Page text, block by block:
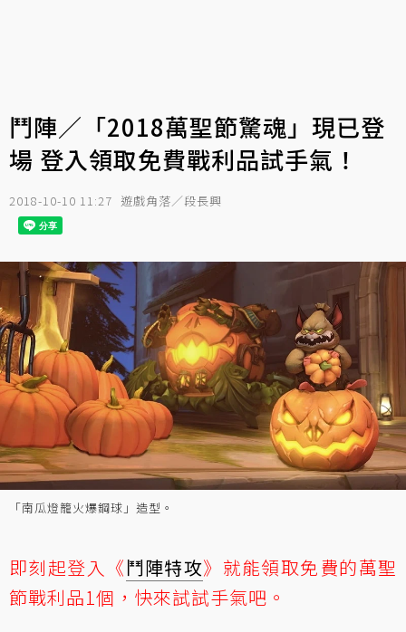
鬥陣／「2018萬聖節驚魂」現已登
場 登入領取免費戰利品試手氣！
2018-10-10 11:27 遊戲角落／段長興
「南瓜燈籠火爆鋼球」造型。
即刻起登入《鬥陣特攻》就能領取免費的萬聖
節戰利品1個，快來試試手氣吧。